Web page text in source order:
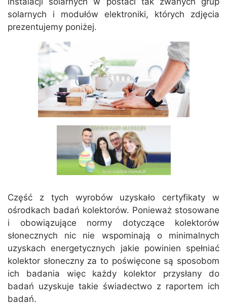
solarnych i modułów elektroniki, których zdjęcia
prezentujemy poniżej.
Część z tych wyrobów uzyskało certyfikaty w
ośrodkach badań kolektorów. Ponieważ stosowane
i obowiązujące normy dotyczące kolektorów
słonecznych nic nie wspominają o minimalnych
uzyskach energetycznych jakie powinien spełniać
kolektor słoneczny za to poświęcone są sposobom
ich badania więc każdy kolektor przysłany do
badań uzyskuje takie świadectwo z raportem ich
badań.